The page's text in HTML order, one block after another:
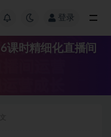
登录
课时精细化直播间